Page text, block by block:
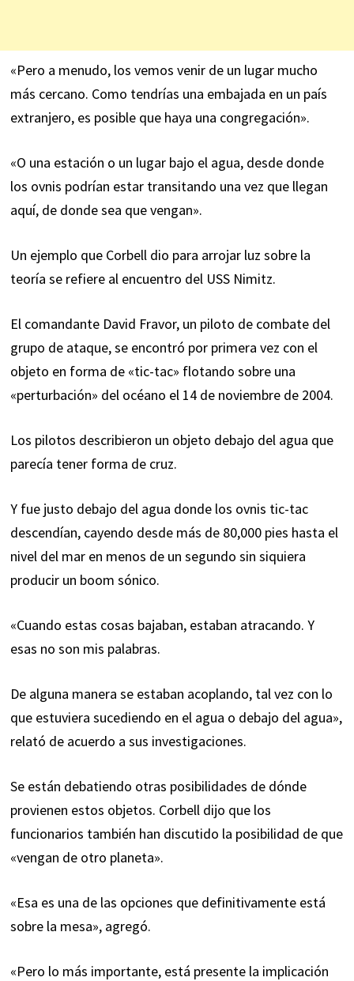
«Pero a menudo, los vemos venir de un lugar mucho
más cercano. Como tendrías una embajada en un país
extranjero, es posible que haya una congregación».
«O una estación o un lugar bajo el agua, desde donde
los ovnis podrían estar transitando una vez que llegan
aquí, de donde sea que vengan».
Un ejemplo que Corbell dio para arrojar luz sobre la
teoría se refiere al encuentro del USS Nimitz.
El comandante David Fravor, un piloto de combate del
grupo de ataque, se encontró por primera vez con el
objeto en forma de «tic-tac» flotando sobre una
«perturbación» del océano el 14 de noviembre de 2004.
Los pilotos describieron un objeto debajo del agua que
parecía tener forma de cruz.
Y fue justo debajo del agua donde los ovnis tic-tac
descendían, cayendo desde más de 80,000 pies hasta el
nivel del mar en menos de un segundo sin siquiera
producir un boom sónico.
«Cuando estas cosas bajaban, estaban atracando. Y
esas no son mis palabras.
De alguna manera se estaban acoplando, tal vez con lo
que estuviera sucediendo en el agua o debajo del agua»,
relató de acuerdo a sus investigaciones.
Se están debatiendo otras posibilidades de dónde
provienen estos objetos. Corbell dijo que los
funcionarios también han discutido la posibilidad de que
«vengan de otro planeta».
«Esa es una de las opciones que definitivamente está
sobre la mesa», agregó.
«Pero lo más importante, está presente la implicación